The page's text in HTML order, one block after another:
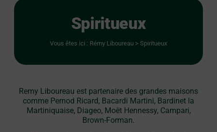
Spiritueux
Vous êtes ici : Rémy Liboureau > Spiritueux
Remy Liboureau est partenaire des grandes maisons
comme Pernod Ricard, Bacardi Martini, Bardinet la
Martiniquaise, Diageo, Moët Hennessy, Campari,
Brown-Forman.